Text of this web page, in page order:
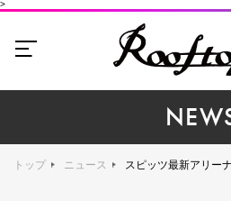
>
トップ ニュース スピッツ最新アリーナツアー